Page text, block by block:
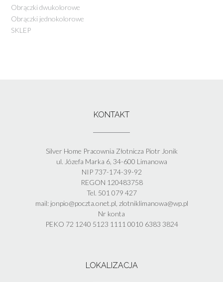
Obrączki dwukolorowe
Obrączki jednokolorowe
SKLEP
KONTAKT
Silver Home Pracownia Złotnicza Piotr Jonik
ul. Józefa Marka 6, 34-600 Limanowa
NIP 737-174-39-92
REGON 120483758
Tel. 501 079 427
mail: jonpio@poczta.onet.pl, zlotniklimanowa@wp.pl
Nr konta
PEKO 72 1240 5123 1111 0010 6383 3824
LOKALIZACJA